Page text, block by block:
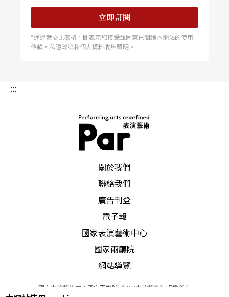
立即訂閱
*通過遞交此表格，即表示您接受並同意已閱讀本網站的使用
條款，私隱政策和個人資料收集聲明。
:::
關於我們
聯絡我們
廣告刊登
電子報
國家表演藝術中心
國家兩廳院
網站導覽
國家表演藝術中心國家兩廳院《PAR表演藝術》版權所有